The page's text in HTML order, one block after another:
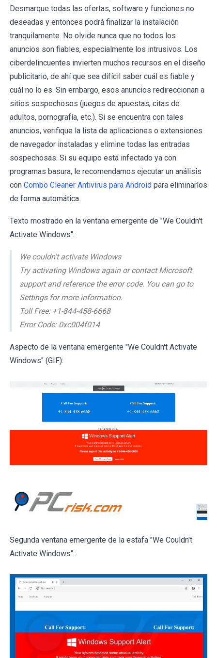
Desmarque todas las ofertas, software y funciones no
deseadas y entonces podrá finalizar la instalación
tranquilamente. No olvide nunca que no todos los
anuncios son fiables, especialmente los intrusivos. Los
ciberdelincuentes invierten muchos recursos en el diseño
publicitario, de ahí que sea difícil saber cuál es fiable y
cuál no lo es. Sin embargo, esos anuncios redireccionan a
sitios sospechosos (juegos de apuestas, citas de
adultos, pornografía, etc.). Si se encuentra con tales
anuncios, verifique la lista de aplicaciones o extensiones
de navegador instaladas y elimine todas las entradas
sospechosas. Si su equipo está infectado ya con
programas basura, le recomendamos ejecutar un análisis
con Combo Cleaner Antivirus para Android para eliminarlos
de forma automática.
Texto mostrado en la ventana emergente de "We Couldn't
Activate Windows":
We couldn't activate Windows
Try activating Windows again or contact Microsoft
support and reference the error code. You can go to
Settings for more information.
Toll Free: +1-844-458-6668
Error Code: 0xc004f014
Aspecto de la ventana emergente "We Couldn't Activate
Windows" (GIF):
Segunda ventana emergente de la estafa "We Couldn't
Activate Windows":